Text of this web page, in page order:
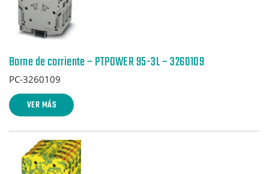
Borne de corriente – PTPOWER 95-3L – 3260109
PC-3260109
VER MÁS